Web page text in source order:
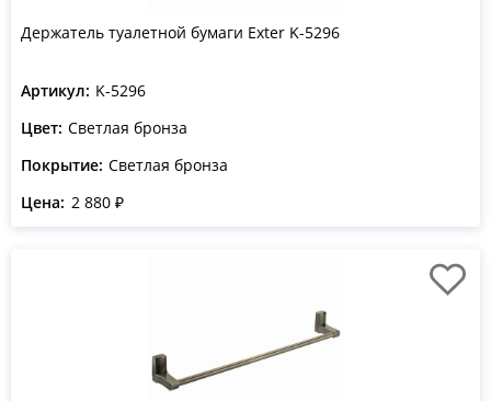
Держатель туалетной бумаги Exter K-5296
Артикул: K-5296
Цвет: Светлая бронза
Покрытие: Светлая бронза
Цена: 2 880 ₽